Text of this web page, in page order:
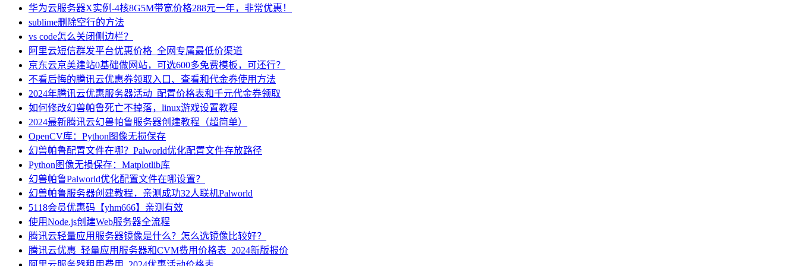
华为云服务器X实例-4核8G5M带宽价格288元一年，非常优惠！
sublime删除空行的方法
vs code怎么关闭侧边栏？
阿里云短信群发平台优惠价格_全网专属最低价渠道
京东云京美建站0基础做网站，可选600多免费模板，可还行？
不看后悔的腾讯云优惠券领取入口、查看和代金券使用方法
2024年腾讯云优惠服务器活动_配置价格表和千元代金券领取
如何修改幻兽帕鲁死亡不掉落，linux游戏设置教程
2024最新腾讯云幻兽帕鲁服务器创建教程（超简单）
OpenCV库：Python图像无损保存
幻兽帕鲁配置文件在哪？Palworld优化配置文件存放路径
Python图像无损保存：Matplotlib库
幻兽帕鲁Palworld优化配置文件在哪设置？
幻兽帕鲁服务器创建教程，亲测成功32人联机Palworld
5118会员优惠码【yhm666】亲测有效
使用Node.js创建Web服务器全流程
腾讯云轻量应用服务器镜像是什么？怎么选镜像比较好？
腾讯云优惠_轻量应用服务器和CVM费用价格表_2024新版报价